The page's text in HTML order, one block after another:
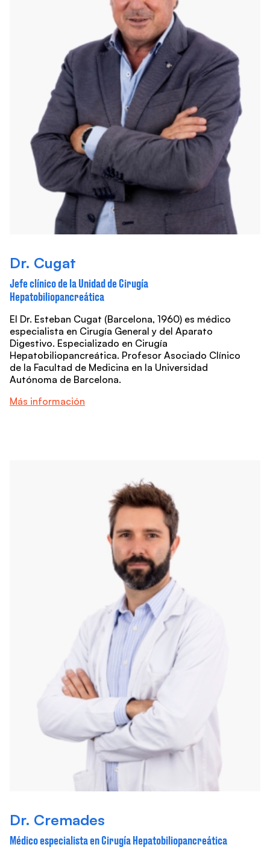
Dr. Cugat
Jefe clínico de la Unidad de Cirugía
Hepatobiliopancreática
El Dr. Esteban Cugat (Barcelona, 1960) es médico
especialista en Cirugía General y del Aparato
Digestivo. Especializado en Cirugía
Hepatobiliopancreática. Profesor Asociado Clínico
de la Facultad de Medicina en la Universidad
Autónoma de Barcelona.
Más información
Dr. Cremades
Médico especialista en Cirugía Hepatobiliopancreática